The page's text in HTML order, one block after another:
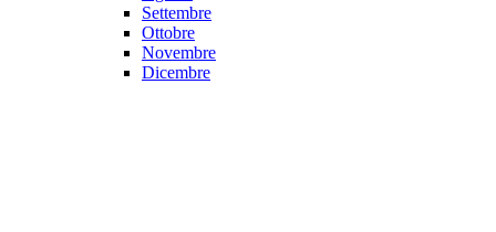
Settembre
Ottobre
Novembre
Dicembre